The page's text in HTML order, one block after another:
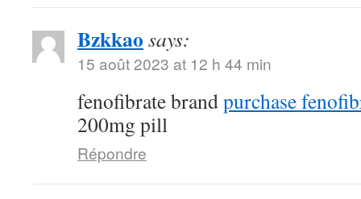
Bzkkao says:
15 août 2023 at 12 h 44 min
fenofibrate brandpurchase
200mg pill
Répondre